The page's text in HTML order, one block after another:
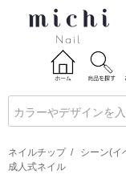
ネイルチップ / シーン(イ
成人式ネイル